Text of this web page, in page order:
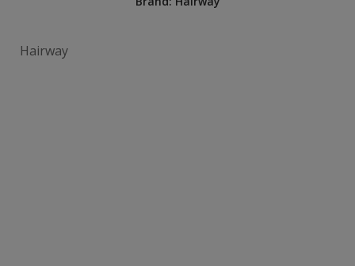
Hairway